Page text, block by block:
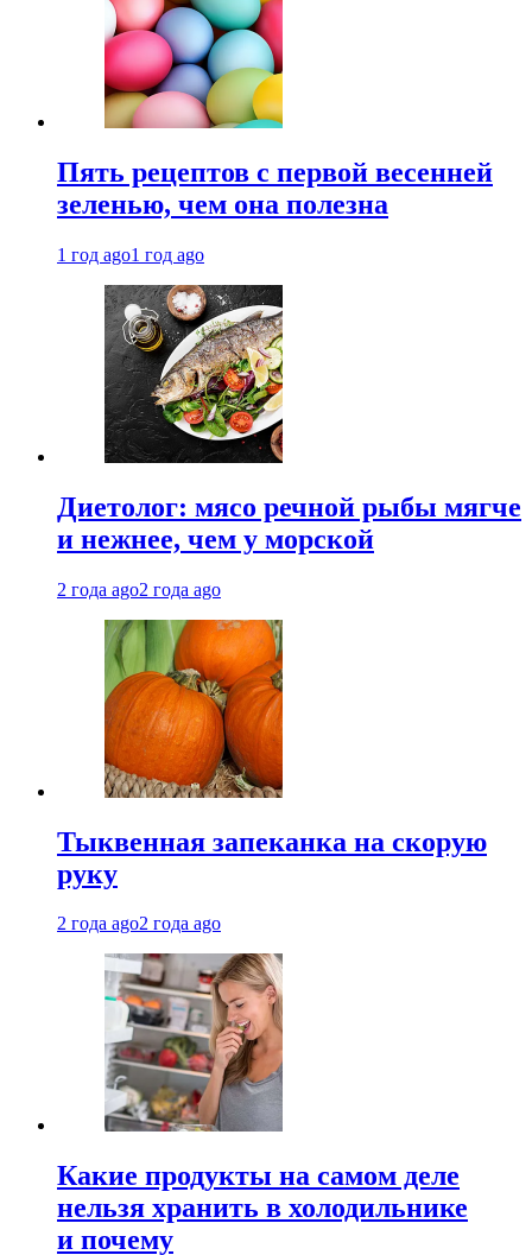
Пять рецептов с первой весенней
зеленью, чем она полезна
1 год ago1 год ago
Диетолог: мясо речной рыбы мягче
и нежнее, чем у морской
2 года ago2 года ago
Тыквенная запеканка на скорую
руку
2 года ago2 года ago
Какие продукты на самом деле
нельзя хранить в холодильнике
и почему